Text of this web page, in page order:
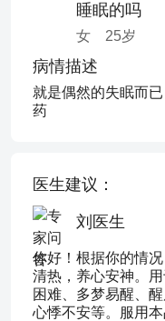
睡眠的吗
女 25岁
病情描述
就是偶然的失眠而
药
医生建议：
刘医生
你好！根据你的情
清热，养心安神。
困难、多梦易醒、
心悸不安等。服用